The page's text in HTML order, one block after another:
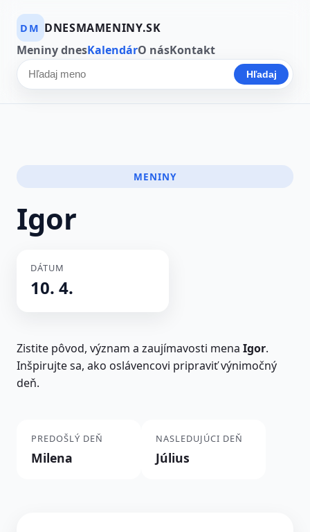
DM DNESMAMENINY.SK
Meniny dnesKalendárO násKontakt
Hľadať meno Hľadaj
MENINY
Igor
DÁTUM
10. 4.
Zistite pôvod, význam a zaujímavosti mena Igor.
Inšpirujte sa, ako oslávencovi pripraviť výnimočný
deň.
PREDOŠLÝ DEŇ
Milena
NASLEDUJÚCI DEŇ
Július